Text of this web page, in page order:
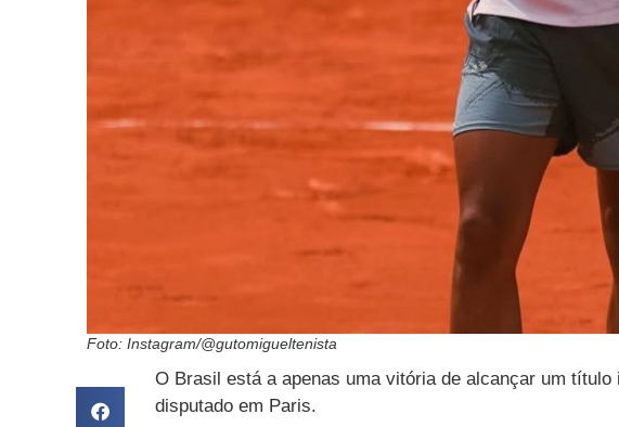
Foto: Instagram/@gutomigueltenista
O Brasil está a apenas uma vitória de alcançar um
disputado em Paris.